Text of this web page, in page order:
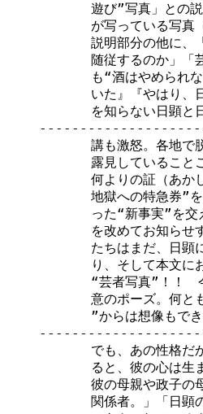
遊び”写真」との説明
が写っている写真（以
説明部分の他に、「日
随従するのか」「芸者
も“酒はやめられない”
いた』『やはり、日顕
を知らない日顕と日顕
講も激怒。各地で脱講
露見していることこそ
何よりの証（あかし）
地獄への特急券”を手
った“新事実”を交え、
を改めてお知らせする
たちはまだ、日顕に“
り、そして本文におい
“芸者写真”！！　今度
意のポーズ。何とも楽
”からは想像もできない
でも、あの性格だから
ると、彼の心は生まれ
彼の母親や政子の母は
関係者。」「日顕の酒